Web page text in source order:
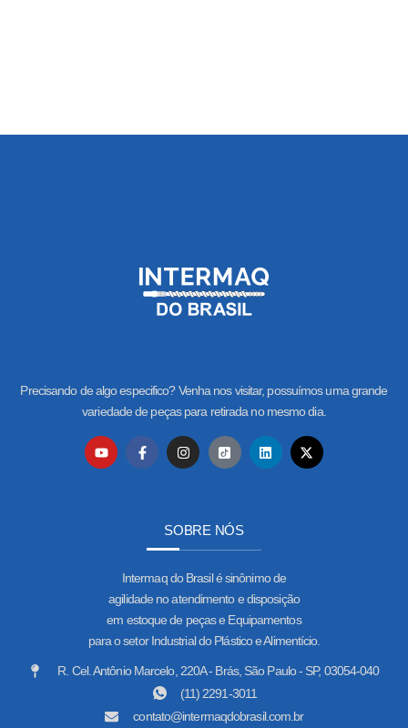
Precisando de algo especifico? Venha nos visitar, possuímos uma grande
variedade de peças para retirada no mesmo dia.
SOBRE NÓS
Intermaq do Brasil é sinônimo de
agilidade no atendimento e disposição
em estoque de peças e Equipamentos
para o setor Industrial do Plástico e Alimentício.
R. Cel. Antônio Marcelo, 220A - Brás, São Paulo - SP, 03054-040
(11) 2291-3011
contato@intermaqdobrasil.com.br